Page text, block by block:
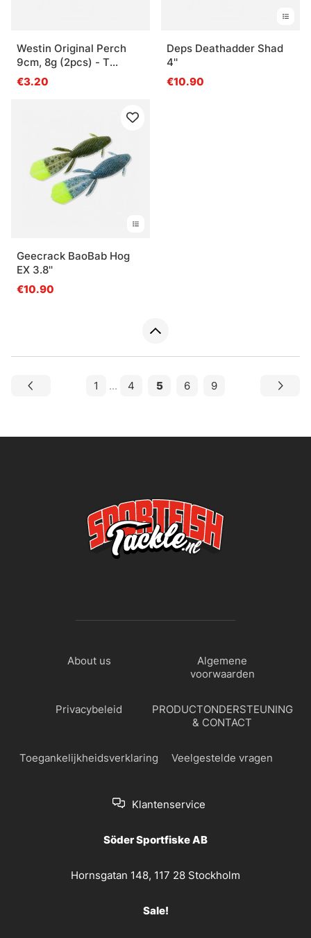
Westin Original Perch
9cm, 8g (2pcs) - T
Orange Perch
€3.20
Deps Deathadder Shad
4''
€10.90
Geecrack BaoBab Hog
EX 3.8''
€10.90
1 ... 4 5 6 9
About us
Algemene
voorwaarden
Privacybeleid
PRODUCTONDERSTEUNING
& CONTACT
Toegankelijkheidsverklaring Veelgestelde vragen
Klantenservice
Söder Sportfiske AB
Hornsgatan 148, 117 28 Stockholm
Sale!